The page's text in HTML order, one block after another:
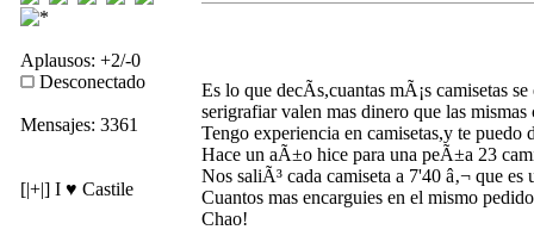
Aplausos: +2/-0
Desconectado
Mensajes: 3361
[|+|] I ♥ Castile
Es lo que decÃ­s,cuantas mÃ¡s camisetas
serigrafiar valen mas dinero que las
Tengo experiencia en camisetas,y te puedo
Hace un aÃ±o hice para una peÃ±a 23
Nos saliÃ³ cada camiseta a 7'40 â‚¬ que
Cuantos mas encarguies en el mismo
Chao!